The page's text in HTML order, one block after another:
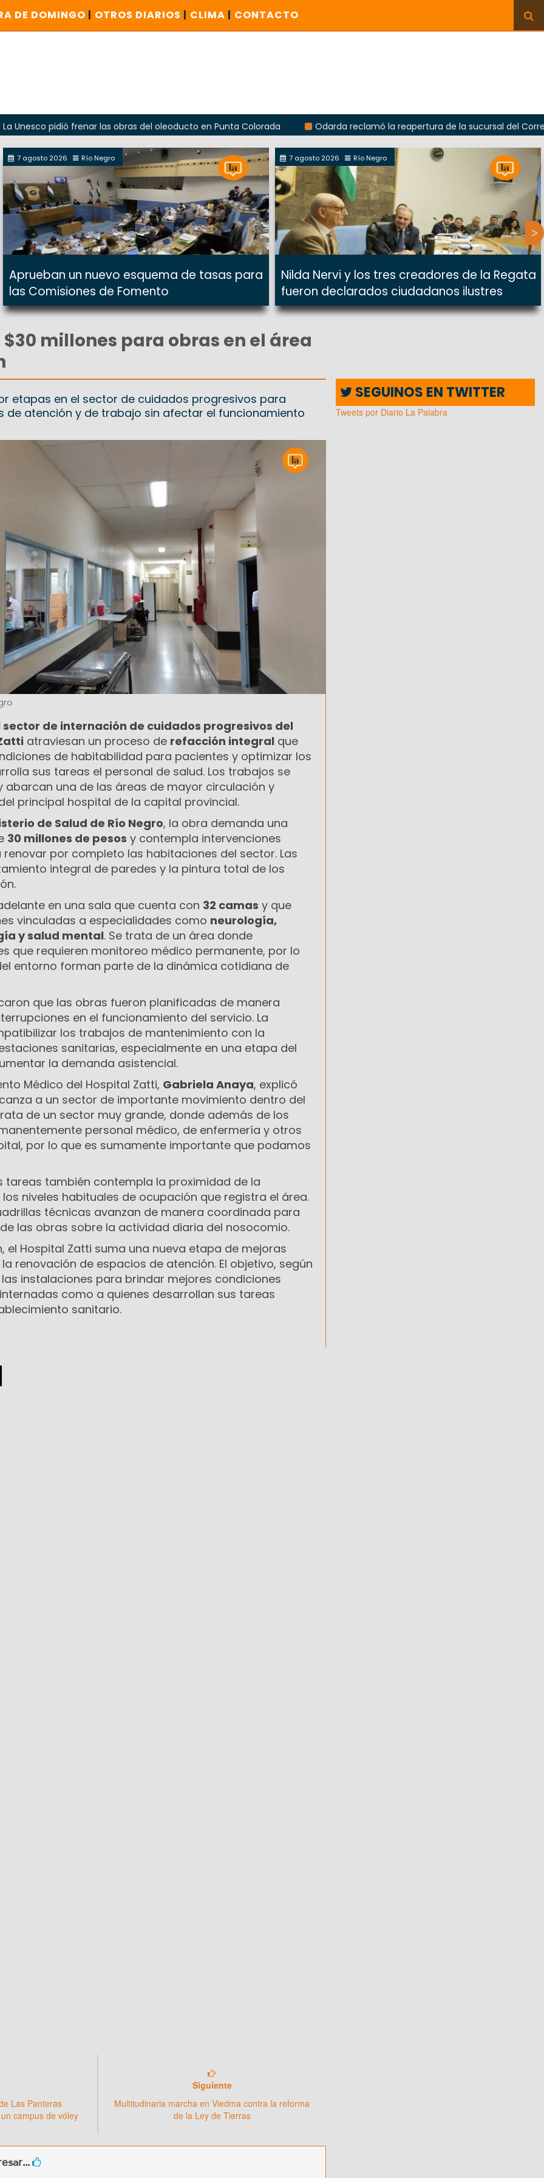
DE DOMINGO | OTROS DIARIOS | CLIMA | CONTACTO
pidió frenar las obras del oleoducto en Punta Colorada
Odarda reclamó la reapertura de la sucursal del Correo
7 agosto 2026 Río Negro
Aprueban un nuevo esquema de tasas para
las Comisiones de Fomento
7 agosto 2026 Río Negro
Nilda Nervi y los tres creadores de la Regata
fueron declarados ciudadanos ilustres
millones para obras en el área
etapas en el sector de cuidados progresivos para
de atención y de trabajo sin afectar el funcionamiento
de internación de cuidados progresivos del
atraviesan un proceso de refacción integral que
de habitabilidad para pacientes y optimizar los
sus tareas el personal de salud. Los trabajos se
abarcan una de las áreas de mayor circulación y
principal hospital de la capital provincial.
de Salud de Río Negro, la obra demanda una
30 millones de pesos y contempla intervenciones
por completo las habitaciones del sector. Las
integral de paredes y la pintura total de los
en una sala que cuenta con 32 camas y que
vinculadas a especialidades como neurología,
y salud mental. Se trata de un área donde
que requieren monitoreo médico permanente, por lo
entorno forman parte de la dinámica cotidiana de
que las obras fueron planificadas de manera
en el funcionamiento del servicio. La
los trabajos de mantenimiento con la
sanitarias, especialmente en una etapa del
la demanda asistencial.
Médico del Hospital Zatti, Gabriela Anaya, explicó
a un sector de importante movimiento dentro del
de un sector muy grande, donde además de los
personal médico, de enfermería y otros
por lo que es sumamente importante que podamos
tareas también contempla la proximidad de la
niveles habituales de ocupación que registra el área.
técnicas avanzan de manera coordinada para
las obras sobre la actividad diaria del nosocomio.
el Hospital Zatti suma una nueva etapa de mejoras
renovación de espacios de atención. El objetivo, según
instalaciones para brindar mejores condiciones
como a quienes desarrollan sus tareas
sanitario.
Las Panteras
campus de vóley
Siguiente
Multitudinaria marcha en Viedma contra la reforma
de la Ley de Tierras
SEGUINOS EN TWITTER
Tweets por Diario La Palabra